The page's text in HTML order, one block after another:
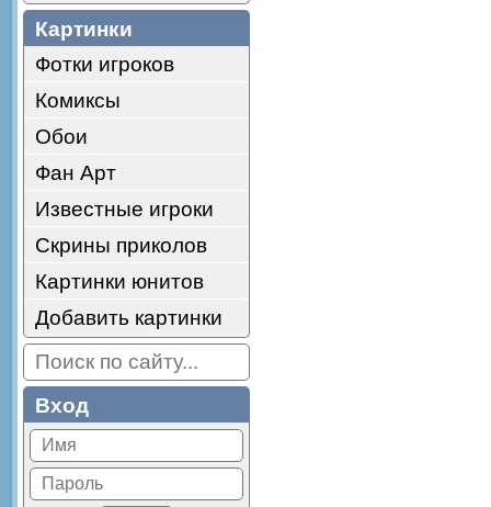
Картинки
Фотки игроков
Комиксы
Обои
Фан Арт
Известные игроки
Скрины приколов
Картинки юнитов
Добавить картинки
Вход